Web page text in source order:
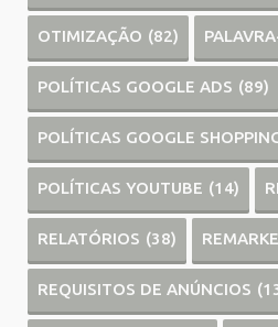
OTIMIZAÇÃO (82)
POLÍTICAS GOOGLE ADS (89)
POLÍTICAS GOOGLE
POLÍTICAS YOUTUBE (14)
RELATÓRIOS (38)
REQUISITOS DE ANÚNCIOS